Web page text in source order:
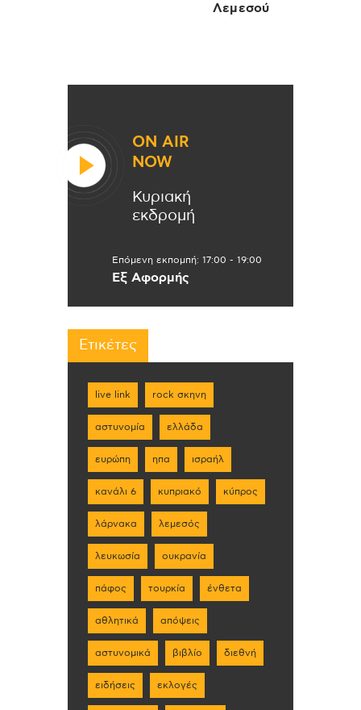
Λεμεσού
ON AIR
NOW
Κυριακή
εκδρομή
Επόμενη εκπομπή: 17:00 - 19:00
Εξ Αφορμής
Ετικέτες
live link rock σκηνη
αστυνομία ελλάδα
ευρώπη ηπα ισραήλ
κανάλι 6 κυπριακό κύπρος
λάρνακα λεμεσός
λευκωσία ουκρανία
πάφος τουρκία ένθετα
αθλητικά απόψεις
αστυνομικά βιβλίο διεθνή
ειδήσεις εκλογές